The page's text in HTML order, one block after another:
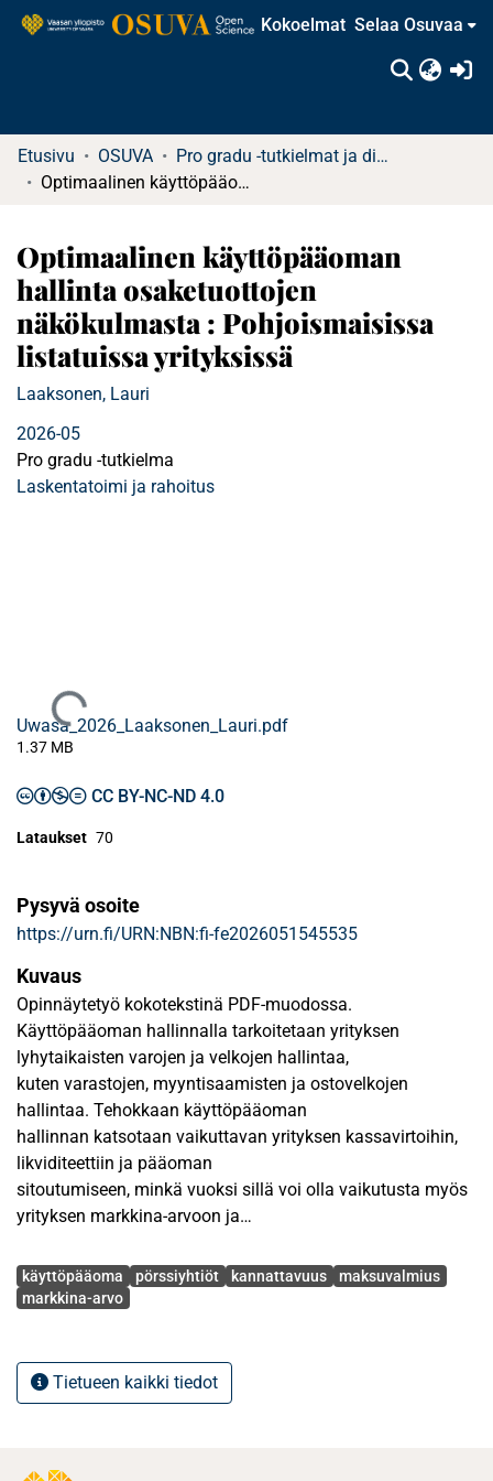
Kokoelmat Selaa Osuvaa
Etusivu OSUVA
Pro gradu -tutkielmat ja diplomityöt
Optimaalinen käyttöpääoman hallinta osaketuottojen näkökulmasta : Pohjoismaisissa listatuissa yrityksissä
Optimaalinen käyttöpääoman
hallinta osaketuottojen
näkökulmasta : Pohjoismaisissa
listatuissa yrityksissä
Laaksonen, Lauri
2026-05
Pro gradu -tutkielma
Laskentatoimi ja rahoitus
Ladataan...
Uwasa_2026_Laaksonen_Lauri.pdf
1.37 MB
CC BY-NC-ND 4.0
Lataukset 70
Pysyvä osoite
https://urn.fi/URN:NBN:fi-fe2026051545535
Kuvaus
Opinnäytetyö kokotekstinä PDF-muodossa.
Käyttöpääoman hallinnalla tarkoitetaan yrityksen
lyhytaikaisten varojen ja velkojen hallintaa,
kuten varastojen, myyntisaamisten ja ostovelkojen
hallintaa. Tehokkaan käyttöpääoman
hallinnan katsotaan vaikuttavan yrityksen kassavirtoihin,
likviditeettiin ja pääoman
sitoutumiseen, minkä vuoksi sillä voi olla vaikutusta myös
yrityksen markkina-arvoon ja
tutkimus on keskittynyt pääosin
kirjanpitoperusteisiin kannattavuusmittareihin, kun taas
vähemmän. Tämän vuoksi käyttöpääoman
hallinnan vaikutuksista sijoittajien riskikorjattuihin
Avainsanat
käyttöpääoma pörssiyhtiöt kannattavuus
maksuvalmius
markkina-arvo
Tietueen kaikki tiedot